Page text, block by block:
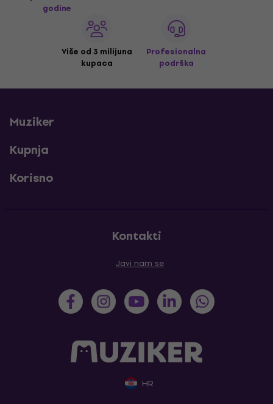
godine
Više od 3 milijuna
kupaca
Profesionalna
podrška
Muziker
Kupnja
Korisno
Kontakti
Javi nam se
HR